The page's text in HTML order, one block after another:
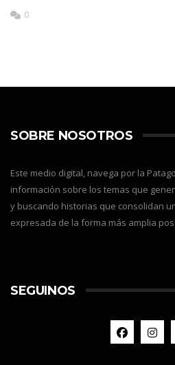
0
SOBRE NOSOTROS
Este medio digital, navega por la
información sobre los temas que
y buscando historias que consolidan
expresada de la forma más amplia
SEGUINOS